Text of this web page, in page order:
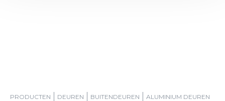
PRODUCTEN DEUREN BUITENDEUREN ALUMINIUM DEUREN